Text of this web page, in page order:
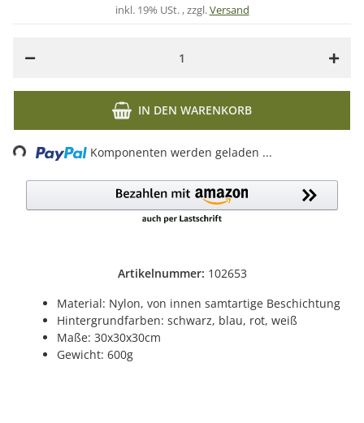
Artikelnummer: 102653
Material: Nylon, von innen samtartige Beschichtung
Hintergrundfarben: schwarz, blau, rot, weiß
Maße: 30x30x30cm
Gewicht: 600g
inkl. 19% USt. , zzgl.Versand
IN DEN WARENKORB
Loading... Komponenten werden geladen ...